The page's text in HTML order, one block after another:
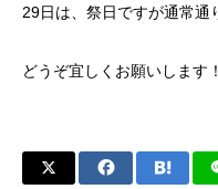
29日は、祭日ですが通常通
どうぞ宜しくお願いします！